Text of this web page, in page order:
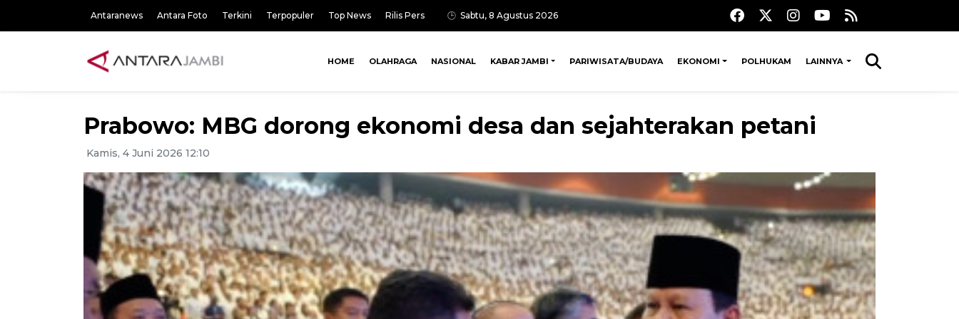
Antaranews Antara Foto Terkini Terpopuler Top News Rilis Pers Sabtu, 8 Agustus 2026
HOME OLAHRAGA NASIONAL KABAR JAMBI PARIWISATA/BUDAYA EKONOMI POLHUKAM LAINNYA
Prabowo: MBG dorong ekonomi desa dan sejahterakan petani
Kamis, 4 Juni 2026 12:10